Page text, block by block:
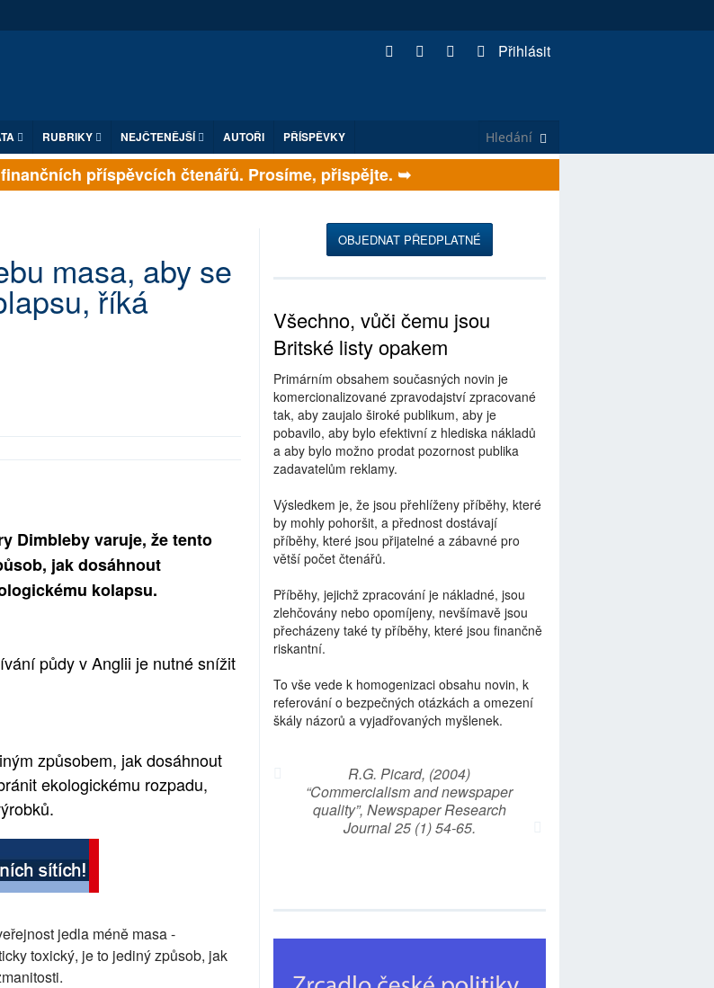
Přihlásit
RUBRIKY NEJČTENĚJŠÍ AUTOŘI PŘÍSPĚVKY
příspěvcích čtenářů. Prosíme, přispějte. ➥
masa, aby se
říká
Dimbleby varuje, že tento
jak dosáhnout
kolapsu.
půdy v Anglii je nutné snížit
způsobem, jak dosáhnout
ekologickému rozpadu,
jedla méně masa -
toxický, je to jediný způsob, jak
OBJEDNAT PŘEDPLATNÉ
Všechno, vůči čemu jsou
Britské listy opakem
Primárním obsahem současných novin je
komercionalizované zpravodajství zpracované
tak, aby zaujalo široké publikum, aby je
pobavilo, aby bylo efektivní z hlediska nákladů
a aby bylo možno prodat pozornost publika
zadavatelům reklamy.
Výsledkem je, že jsou přehlíženy příběhy, které
by mohly pohoršit, a přednost dostávají
příběhy, které jsou přijatelné a zábavné pro
větší počet čtenářů.
Příběhy, jejichž zpracování je nákladné, jsou
zlehčovány nebo opomíjeny, nevšímavě jsou
přecházeny také ty příběhy, které jsou finančně
riskantní.
To vše vede k homogenizaci obsahu novin, k
referování o bezpečných otázkách a omezení
škály názorů a vyjadřovaných myšlenek.
R.G. Picard, (2004)
“Commercialism and newspaper
quality”, Newspaper Research
Journal 25 (1) 54-65.